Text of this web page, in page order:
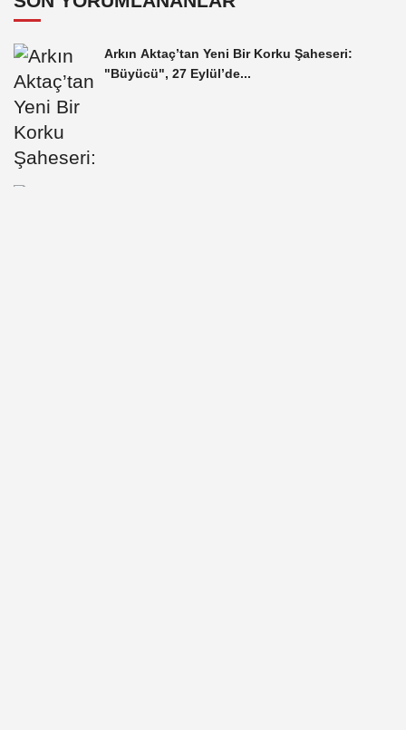
Arkın Aktaç’tan Yeni Bir Korku Şaheseri:
"Büyücü", 27 Eylül’de...